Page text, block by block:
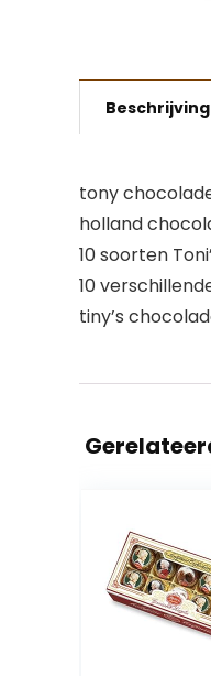
Beschrijving
tony
holland
10 soorten
10
tiny’s